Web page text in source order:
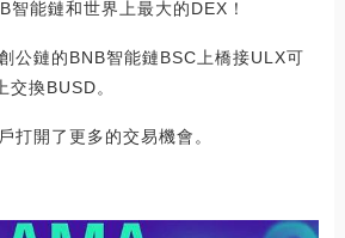
能鏈和世界上最大的DEX！
公鏈的BNB智能鏈BSC上橋接ULX可
換BUSD。
打開了更多的交易機會。